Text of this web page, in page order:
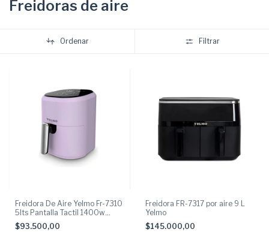
Freidoras de aire
Ordenar Filtrar
Freidora De Aire Yelmo Fr-7310
5lts Pantalla Tactil 1400w
Color Lila
$93.500,00
Freidora FR-7317 por aire 9 L
Yelmo
$145.000,00